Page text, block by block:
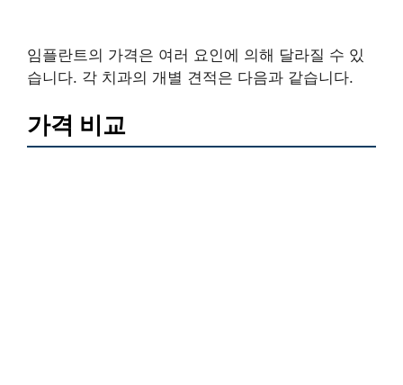
임플란트의 가격은 여러 요인에 의해 달라질 수 있
습니다. 각 치과의 개별 견적은 다음과 같습니다.
가격 비교